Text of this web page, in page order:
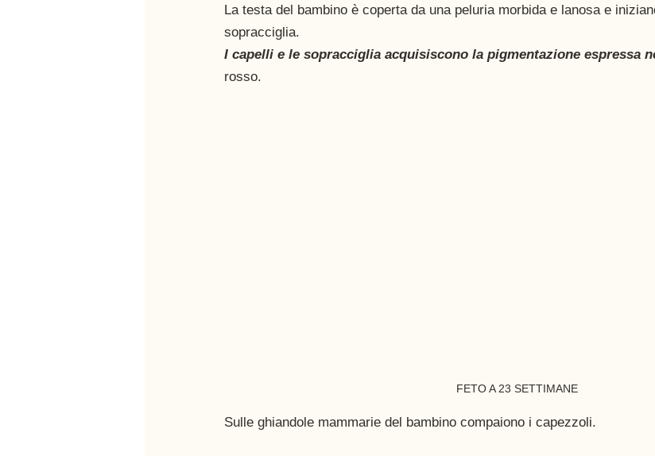
La testa del bambino è coperta da una peluria morbida e lanosa e
sopracciglia.
I capelli e le sopracciglia acquisiscono la pigmentazione espressa
rosso.
FETO A 23 SETTIMANE
Sulle ghiandole mammarie del bambino compaiono i capezzoli.